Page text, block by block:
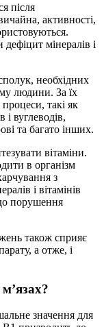
після
активності,
мінералів і
необхідних
людини. За їх
процеси, такі як
і вуглеводів,
та багато інших.
вітаміни.
в організм
з
і вітамінів
порушення
також сприяє
а отже, і
значення для